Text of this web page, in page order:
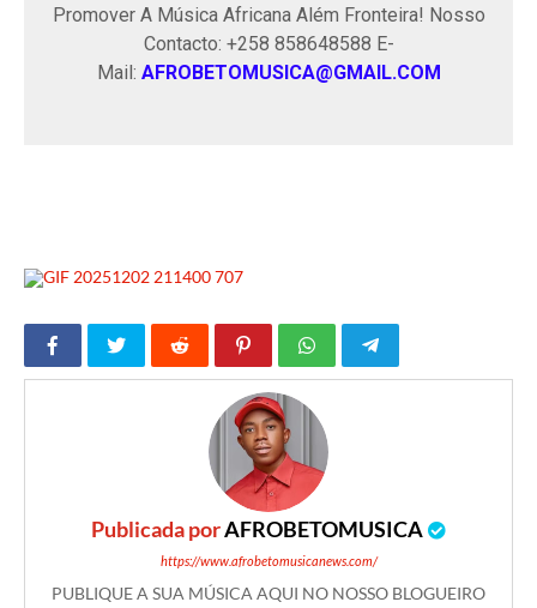
Promover A Música Africana Além Fronteira! Nosso
Contacto: +258 858648588 E-
Mail: AFROBETOMUSICA@GMAIL.COM
Publicada porAFROBETOMUSICA
https://www.afrobetomusicanews.com/
PUBLIQUE A SUA MÚSICA AQUI NO NOSSO BLOGUEIRO